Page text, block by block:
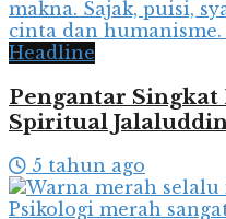
Headline
Pengantar
Spiritual
5 tahun ago